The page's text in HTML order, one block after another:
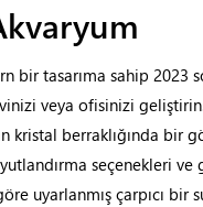
bir tasarıma sahip 2023
veya ofisinizi
kristal berraklığında bir
seçenekleri ve
uyarlanmış çarpıcı bir